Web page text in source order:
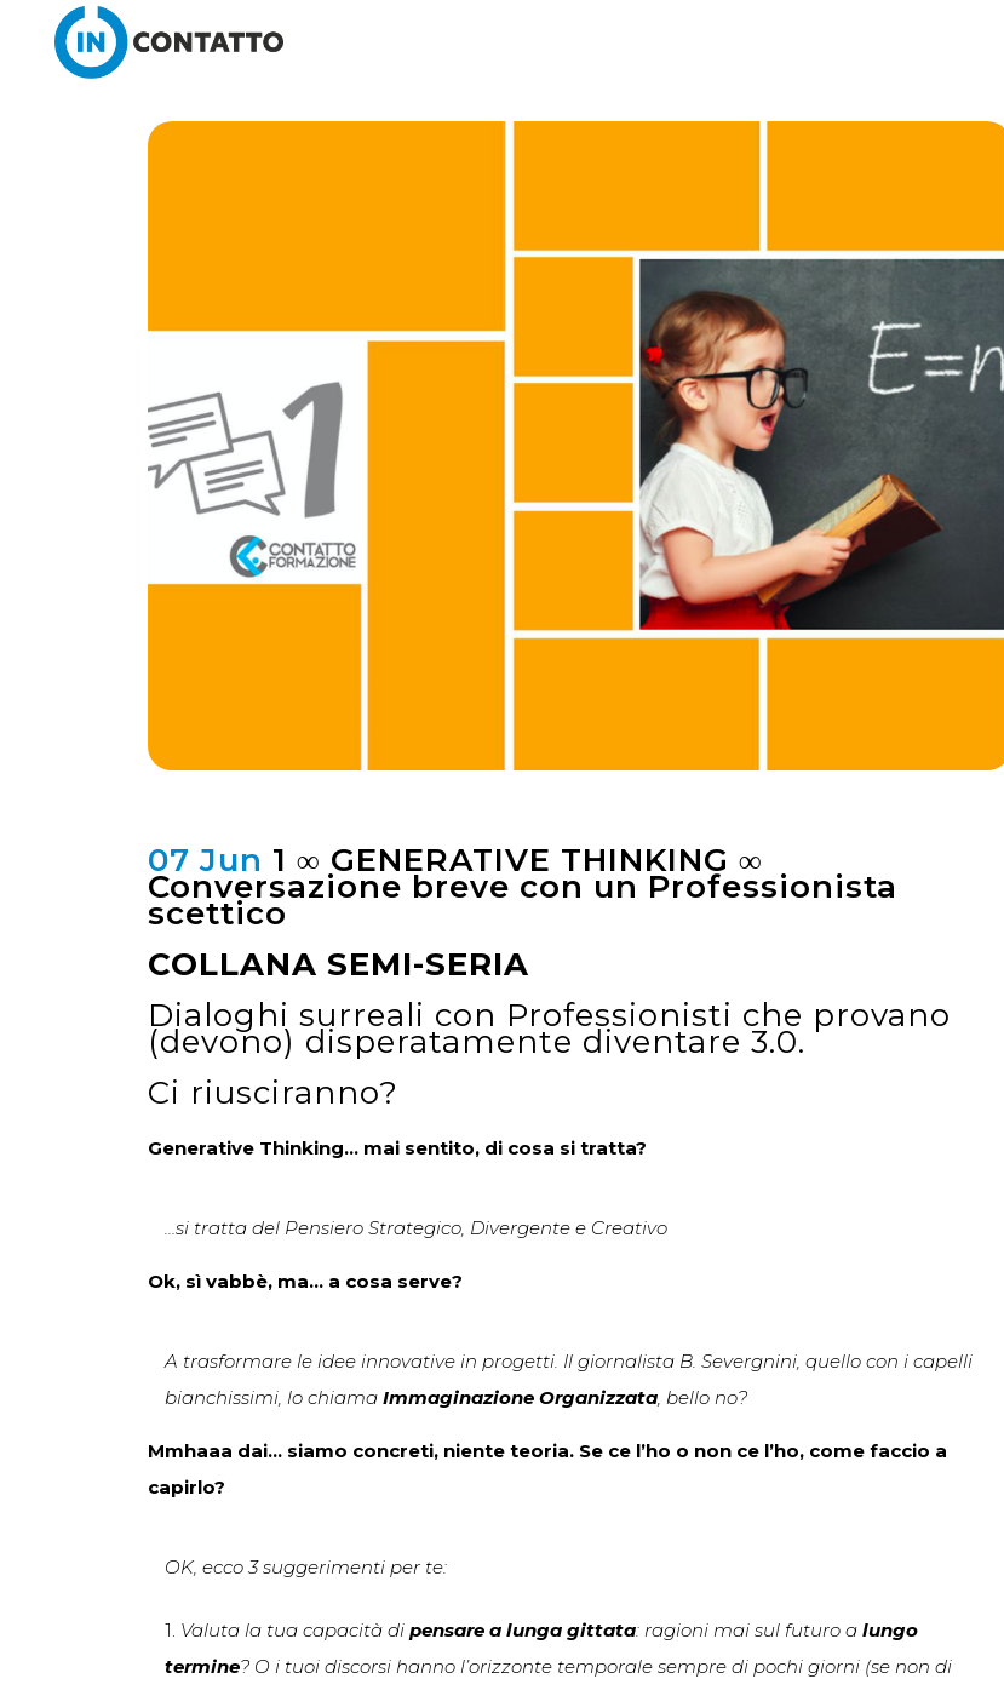
07 Jun 1 ∞ GENERATIVE THINKING ∞
Conversazione breve con un Professionista
scettico
COLLANA SEMI-SERIA
Dialoghi surreali con Professionisti che provano
(devono) disperatamente diventare 3.0.
Ci riusciranno?
Generative Thinking… mai sentito, di cosa si tratta?
…si tratta del Pensiero Strategico, Divergente e Creativo
Ok, sì vabbè, ma… a cosa serve?
A trasformare le idee innovative in progetti. Il giornalista B. Severgnini, quello con i capelli
bianchissimi, lo chiama Immaginazione Organizzata, bello no?
Mmhaaa dai… siamo concreti, niente teoria. Se ce l’ho o non ce l’ho, come faccio a
capirlo?
OK, ecco 3 suggerimenti per te:
1. Valuta la tua capacità di pensare a lunga gittata: ragioni mai sul futuro a lungo
termine? O i tuoi discorsi hanno l’orizzonte temporale sempre di pochi giorni (se non di